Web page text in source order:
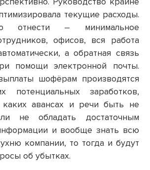
текущие расходы.
отнести – минимальное
офисов, вся работа
а обратная связь
помощи электронной почты.
шофёрам производятся
потенциальных заработков,
авансах и речи быть не
не обладать достаточным
и вообще знать всю
компании, то тогда и будут
об убытках.